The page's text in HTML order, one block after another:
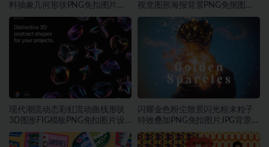
料抽象几何形状PNG免扣图片设
计素材
视觉图形海报背景PNG免抠图片
素材
现代潮流动态彩虹流动曲线形状
3D图形FIG模板PNG免扣图片设
计素材
闪耀金色粉尘散景闪光粉末粒子
特效叠加PNG免扣图片JPG背景素
材